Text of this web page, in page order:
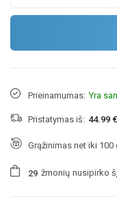
Prieinamumas: Yra
Pristatymas iš: 44.99 €
Grąžinimas net iki 100
29 žmonių nusipirko